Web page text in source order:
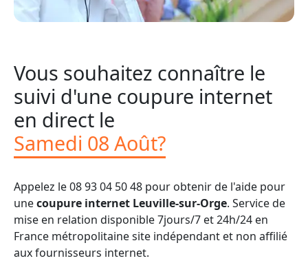
Vous souhaitez connaître le
suivi d'une coupure internet
en direct le
Samedi 08 Août?
Appelez le 08 93 04 50 48 pour obtenir de l'aide pour
unecoupure internet Leuville-sur-Orge. Service de
mise en relation disponible 7jours/7 et 24h/24 en
France métropolitaine site indépendant et non affilié
aux fournisseurs internet.